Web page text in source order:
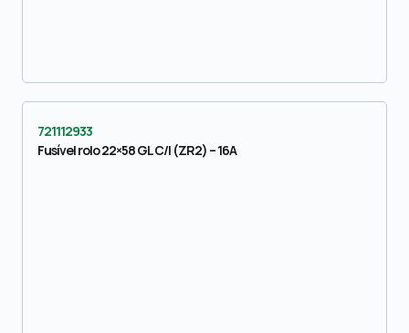
721112933
Fusível rolo 22×58 GL C/I (ZR2) – 16A